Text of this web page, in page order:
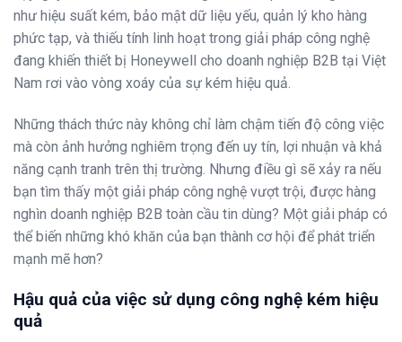
như hiệu suất kém, bảo mật dữ liệu yếu, quản lý kho hàng
phức tạp, và thiếu tính linh hoạt trong giải pháp công nghệ
đang khiến thiết bị Honeywell cho doanh nghiệp B2B tại Việt
Nam rơi vào vòng xoáy của sự kém hiệu quả.
Những thách thức này không chỉ làm chậm tiến độ công việc
mà còn ảnh hưởng nghiêm trọng đến uy tín, lợi nhuận và khả
năng cạnh tranh trên thị trường. Nhưng điều gì sẽ xảy ra nếu
bạn tìm thấy một giải pháp công nghệ vượt trội, được hàng
nghìn doanh nghiệp B2B toàn cầu tin dùng? Một giải pháp có
thể biến những khó khăn của bạn thành cơ hội để phát triển
mạnh mẽ hơn?
Hậu quả của việc sử dụng công nghệ kém hiệu
quả